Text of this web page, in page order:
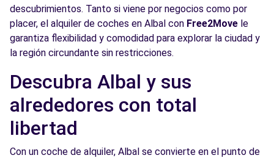
Ver agencia
Free2Move Rent - S&YOU VALENCIA - Tres
Cruces - Valencia (P)
Avda. Tres Cruces, 38
Valencia, 46014
Ver agencia
descubrimientos. Tanto si viene por negocios como por
placer, el alquiler de coches en Albal con Free2Move le
garantiza flexibilidad y comodidad para explorar la ciudad y
la región circundante sin restricciones.
Descubra Albal y sus
alrededores con total
libertad
Con un coche de alquiler, Albal se convierte en el punto de